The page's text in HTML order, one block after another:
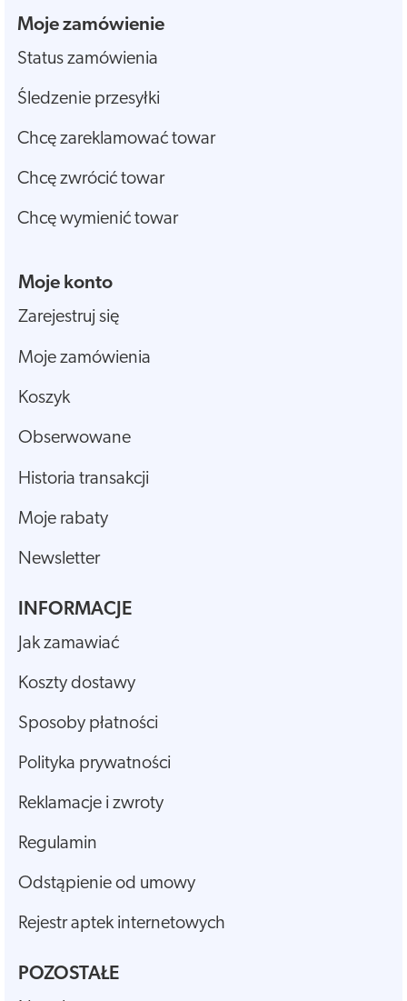
Moje zamówienie
Status zamówienia
Śledzenie przesyłki
Chcę zareklamować towar
Chcę zwrócić towar
Chcę wymienić towar
Moje konto
Zarejestruj się
Moje zamówienia
Koszyk
Obserwowane
Historia transakcji
Moje rabaty
Newsletter
INFORMACJE
Jak zamawiać
Koszty dostawy
Sposoby płatności
Polityka prywatności
Reklamacje i zwroty
Regulamin
Odstąpienie od umowy
Rejestr aptek internetowych
POZOSTAŁE